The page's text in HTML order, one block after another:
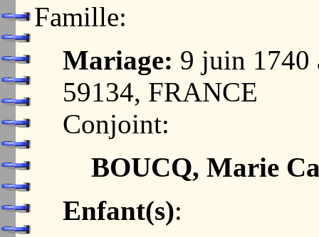
Famille:
Mariage: 9 juin 1740
59134, FRANCE
Conjoint:
BOUCQ, Marie
Enfant(s):